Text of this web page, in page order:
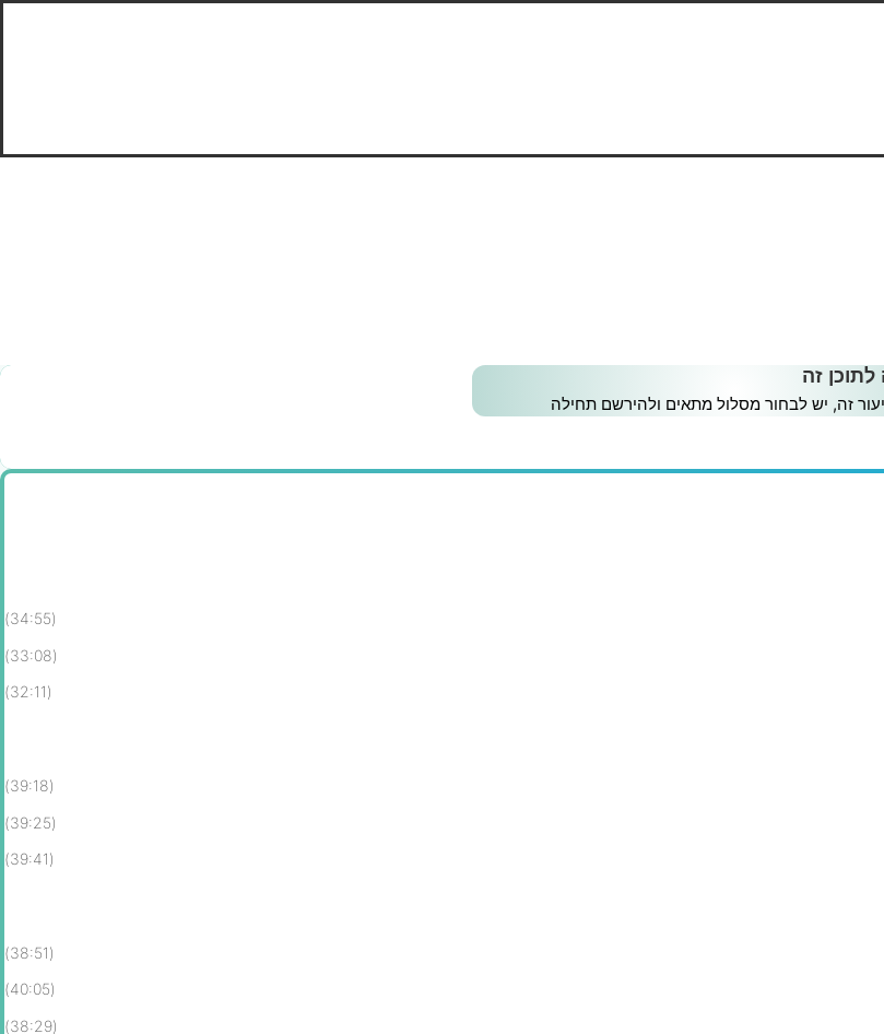
זה
זה, יש לבחור מסלול מתאים ולהירשם תחילה
(34:55)
(33:08)
(32:11)
(39:18)
(39:25)
(39:41)
(38:51)
(40:05)
(38:29)